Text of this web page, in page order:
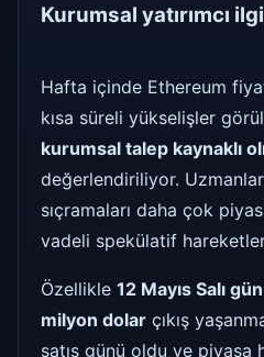
Kurumsal yatırımcı
Hafta içinde Ethereum
kısa süreli yükselişler
kurumsal talep kaynaklı
değerlendiriliyor.
sıçramaları daha çok
vadeli spekülatif
Özellikle 12 Mayıs Salı
milyon dolar çıkış
satış günü oldu ve piyasa